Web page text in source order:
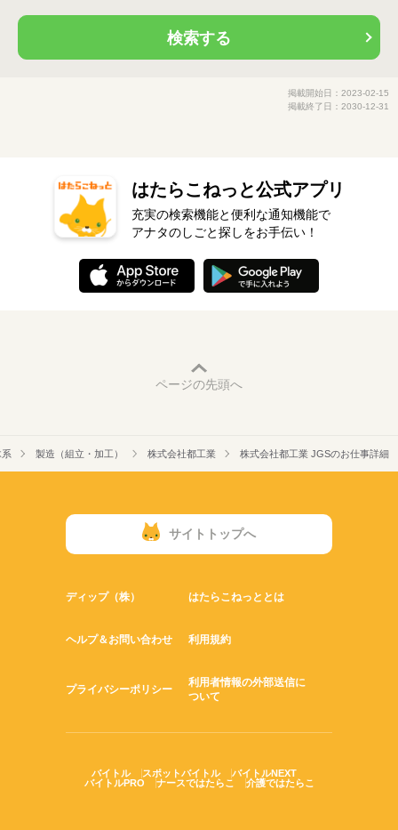
検索する
掲載開始日：2023-02-15
掲載終了日：2030-12-31
はたらこねっと公式アプリ
充実の検索機能と便利な通知機能で
アナタのしごと探しをお手伝い！
ページの先頭へ
製造（組立・加工） 株式会社都工業 株式会社都工業 JGSのお仕事詳細
サイトトップへ
ディップ（株） はたらこねっととは
ヘルプ＆お問い合わせ 利用規約
プライバシーポリシー
利用者情報の外部送信に
ついて
バイトル スポットバイトル
バイトルNEXT
バイトルPRO
ナースではたらこ 介護ではたらこ